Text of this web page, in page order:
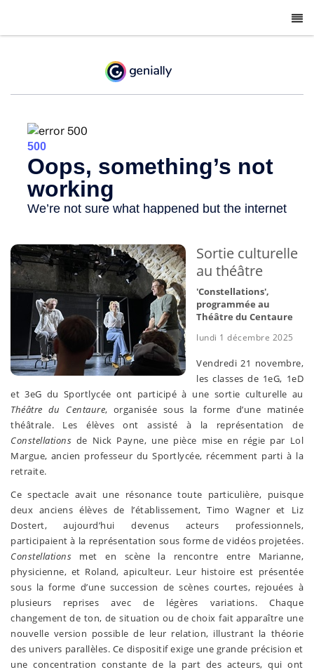
Sortie culturelle
au théâtre
'Constellations',
programmée au
Théâtre du Centaure
lundi 1 décembre 2025
Vendredi 21 novembre,
les classes de 1eG, 1eD
et 3eG du Sportlycée ont participé à une sortie culturelle au
Théâtre du Centaure, organisée sous la forme d’une matinée
théâtrale. Les élèves ont assisté à la représentation de
Constellations de Nick Payne, une pièce mise en régie par Lol
Margue, ancien professeur du Sportlycée, récemment parti à la
retraite.
Ce spectacle avait une résonance toute particulière, puisque
deux anciens élèves de l’établissement, Timo Wagner et Liz
Dostert, aujourd’hui devenus acteurs professionnels,
participaient à la représentation sous forme de vidéos projetées.
Constellations met en scène la rencontre entre Marianne,
physicienne, et Roland, apiculteur. Leur histoire est présentée
sous la forme d’une succession de scènes courtes, rejouées à
plusieurs reprises avec de légères variations. Chaque
changement de ton, de situation ou de choix fait apparaître une
nouvelle version possible de leur relation, illustrant la théorie
des univers parallèles. Ce dispositif exige une grande précision et
une concentration constante de la part des acteurs, qui ont